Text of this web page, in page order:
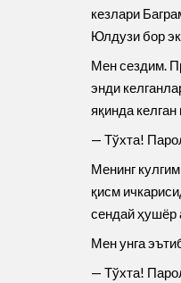
кезлари
Юлдузи бор
Мен сездим.
энди
яқинда
— Тўхта!
Менинг
қисм
сендай ҳушёр
Мен унга
— Тўхта!